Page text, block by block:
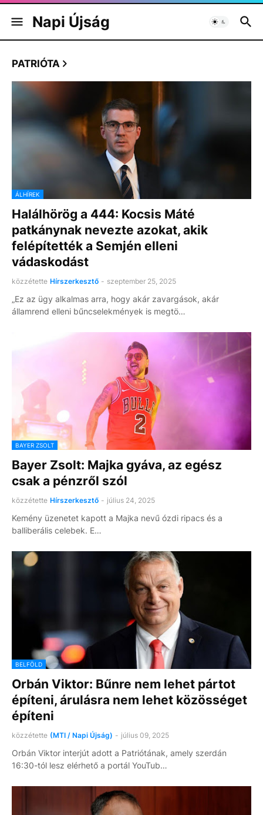
Napi Újság
PATRIÓTA
ÁLHÍREK
Halálhörög a 444: Kocsis Máté
patkánynak nevezte azokat, akik
felépítették a Semjén elleni
vádaskodást
közzétette Hírszerkesztő - szeptember 25, 2025
„Ez az ügy alkalmas arra, hogy akár zavargások, akár
államrend elleni bűncselekmények is megtö…
BAYER ZSOLT
Bayer Zsolt: Majka gyáva, az egész
csak a pénzről szól
közzétette Hírszerkesztő - július 24, 2025
Kemény üzenetet kapott a Majka nevű ózdi ripacs és a
balliberális celebek. E…
BELFÖLD
Orbán Viktor: Bűnre nem lehet pártot
építeni, árulásra nem lehet közösséget
építeni
közzétette (MTI / Napi Újság) - július 09, 2025
Orbán Viktor interjút adott a Patriótának, amely szerdán
16:30-tól lesz elérhető a portál YouTub…